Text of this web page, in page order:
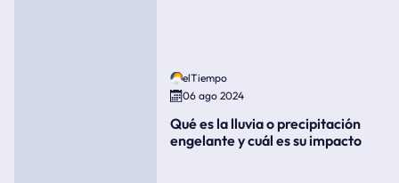
elTiempo
06 ago 2024
Qué es la lluvia o precipitación
engelante y cuál es su impacto